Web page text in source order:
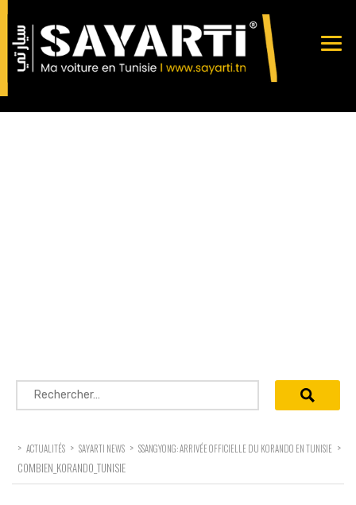
Rechercher :
> ACTUALITÉS > SAYARTI NEWS > SSANGYONG: ARRIVÉE OFFICIELLE DU KORANDO EN TUNISIE >
COMBIEN_KORANDO_TUNISIE